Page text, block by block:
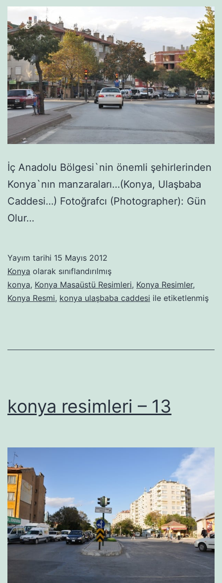
İç Anadolu Bölgesi`nin önemli şehirlerinden
Konya`nın manzaraları…(Konya, Ulaşbaba
Caddesi…) Fotoğrafcı (Photographer): Gün
Olur…
Yayım tarihi 15 Mayıs 2012
Konya olarak sınıflandırılmış
konya, Konya Masaüstü Resimleri, Konya Resimler,
Konya Resmi, konya ulaşbaba caddesi ile etiketlenmiş
konya resimleri – 13